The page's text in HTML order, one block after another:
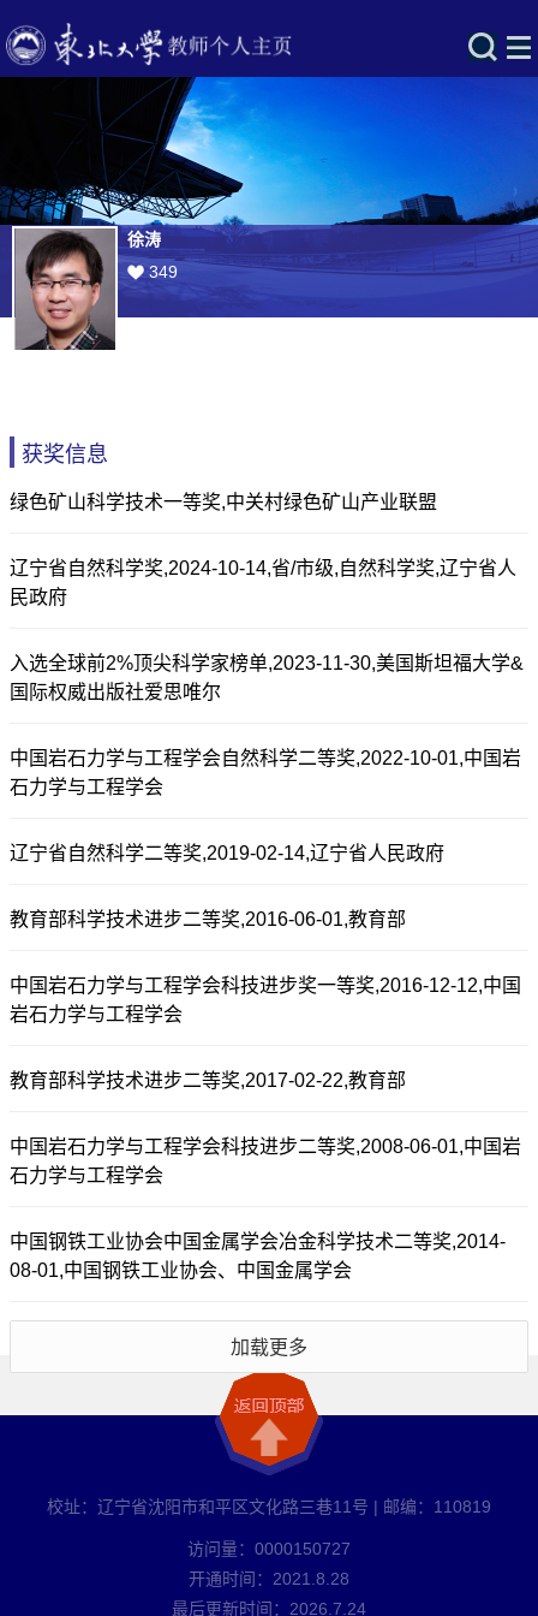
徐涛
349
获奖信息
绿色矿山科学技术一等奖,中关村绿色矿山产业联盟
辽宁省自然科学奖,2024-10-14,省/市级,自然科学奖,辽宁省人
民政府
入选全球前2%顶尖科学家榜单,2023-11-30,美国斯坦福大学&
国际权威出版社爱思唯尔
中国岩石力学与工程学会自然科学二等奖,2022-10-01,中国岩
石力学与工程学会
辽宁省自然科学二等奖,2019-02-14,辽宁省人民政府
教育部科学技术进步二等奖,2016-06-01,教育部
中国岩石力学与工程学会科技进步奖一等奖,2016-12-12,中国
岩石力学与工程学会
教育部科学技术进步二等奖,2017-02-22,教育部
中国岩石力学与工程学会科技进步二等奖,2008-06-01,中国岩
石力学与工程学会
中国钢铁工业协会中国金属学会冶金科学技术二等奖,2014-
08-01,中国钢铁工业协会、中国金属学会
加载更多
校址：辽宁省沈阳市和平区文化路三巷11号 | 邮编：110819
访问量： 0000150727
开通时间： 2021 8 28
最后更新时间： 2026 7 24